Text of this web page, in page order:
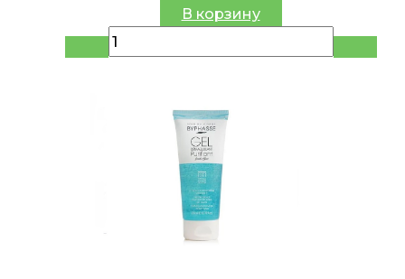
В корзину